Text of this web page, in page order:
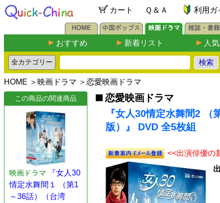
カート Ｑ＆Ａ 利用ガ
おすすめ 新着リスト 人
HOME ＞ 映画ドラマ ＞ 恋愛映画ドラマ
この商品の関連商品
映画ドラマ
『女人30
情定水舞間１ （第1
～36話）（台湾
恋愛映画ドラマ
『女人30情定水舞間2
版）』 DVD 全5枚組
<<出演俳優の